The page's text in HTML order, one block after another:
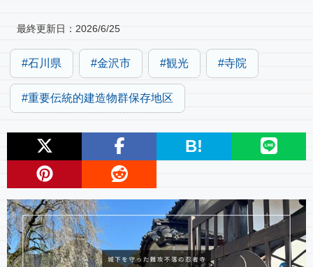
最終更新日： 2026/6/25
石川県 金沢市 観光 寺院
重要伝統的建造物群保存地区
B!